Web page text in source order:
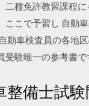
二種免許教習課程
ここで予習し 自動
動車検査員の各地
受験唯一の参考書
整備士試